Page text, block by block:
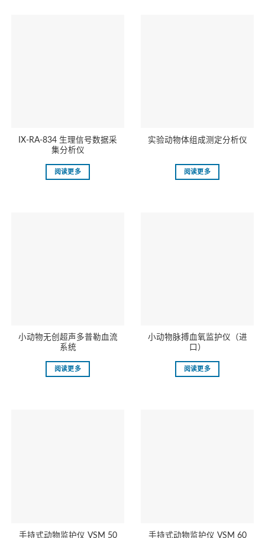
IX-RA-834 生理信号数据采
集分析仪
阅读更多
实验动物体组成测定分析仪
阅读更多
小动物无创超声多普勒血流
系统
阅读更多
小动物脉搏血氧监护仪（进
口）
阅读更多
手持式动物监护仪 VSM 50 手持式动物监护仪 VSM 60